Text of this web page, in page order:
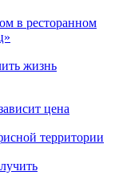
в ресторанном
жизнь
цена
территории